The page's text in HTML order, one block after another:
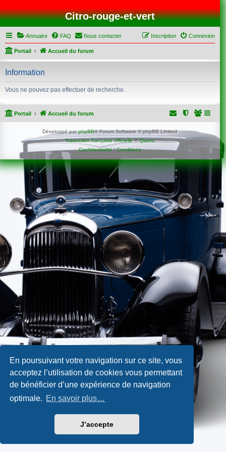
En poursuivant votre navigation sur ce site, vous
acceptez l’utilisation de cookies vous permettant
de bénéficier d’une expérience de navigation
optimale. En savoir plus…
J’accepte
Citro-rouge-et-vert
Annuaire FAQ Nous contacter Connexion
Inscription
Portail Accueil du forum
Information
Vous ne pouvez pas effectuer de recherche.
Portail Accueil du forum
Développé parphpBB® Forum Software © phpBB Limited
Traduction française officielle©Qiaeru
Confidentialité|Conditions